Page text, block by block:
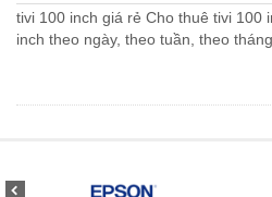
tivi 100 inch giá rẻ Cho thuê tivi 100
inch theo ngày, theo tuần, theo tháng.